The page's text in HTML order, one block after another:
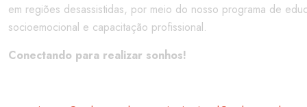
em regiões desassistidas, por meio do nosso programa de
socioemocional e capacitação profissional.
Conectando para realizar sonhos!